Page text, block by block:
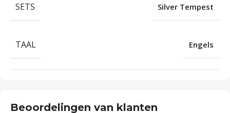
SETS Silver Tempest
TAAL Engels
Beoordelingen van klanten